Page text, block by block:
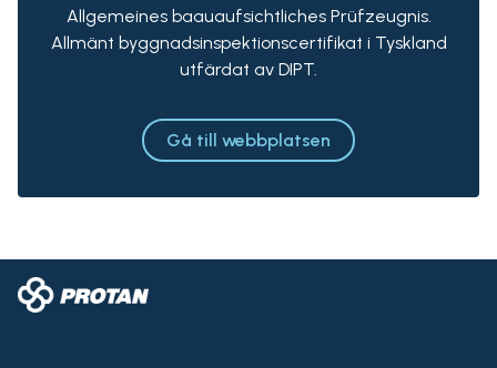
Allgemeines baauaufsichtliches Prüfzeugnis.
Allmänt byggnadsinspektionscertifikat i Tyskland
utfärdat av DIPT.
Gå till webbplatsen